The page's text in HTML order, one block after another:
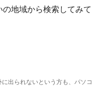
地域から検索してみて
に出られないという方も、パソコ